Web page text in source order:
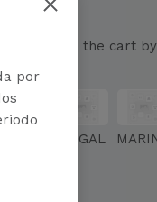
colors to the cart
NOGAL
por